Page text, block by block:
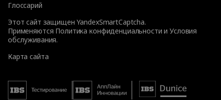
Глоссарий
Этот сайт защищен YandexSmartCaptcha.
Применяются Политика конфиденциальности иУсловия
обслуживания.
Карта сайта